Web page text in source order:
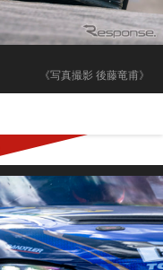
《写真撮影 後藤竜甫》